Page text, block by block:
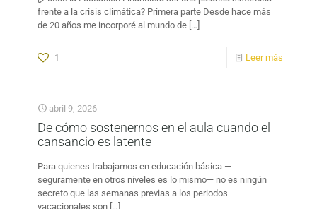
frente a la crisis climática? Primera parte Desde hace más
de 20 años me incorporé al mundo de […]
1 Leer más
abril 9, 2026
De cómo sostenernos en el aula cuando el
cansancio es latente
Para quienes trabajamos en educación básica —
seguramente en otros niveles es lo mismo— no es ningún
secreto que las semanas previas a los periodos
vacacionales son […]